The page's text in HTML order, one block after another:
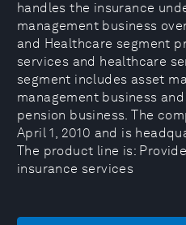
handles the insurance
management business
and Healthcare segment
services and healthcare
segment includes asset
management business
pension business. The
April 1, 2010 and is
The product line is:
insurance services